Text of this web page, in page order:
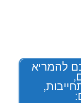
להמריא